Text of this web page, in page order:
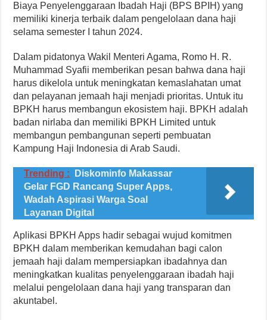
Biaya Penyelenggaraan Ibadah Haji (BPS BPIH) yang
memiliki kinerja terbaik dalam pengelolaan dana haji
selama semester I tahun 2024.
Dalam pidatonya Wakil Menteri Agama, Romo H. R.
Muhammad Syafii memberikan pesan bahwa dana haji
harus dikelola untuk meningkatan kemaslahatan umat
dan pelayanan jemaah haji menjadi prioritas. Untuk itu
BPKH harus membangun ekosistem haji. BPKH adalah
badan nirlaba dan memiliki BPKH Limited untuk
membangun pembangunan seperti pembuatan
Kampung Haji Indonesia di Arab Saudi.
Trending :
Diskominfo Makassar
Gelar FGD Rancang Super Apps,
Wadah Aspirasi Warga Soal
Layanan Digital
Aplikasi BPKH Apps hadir sebagai wujud komitmen
BPKH dalam memberikan kemudahan bagi calon
jemaah haji dalam mempersiapkan ibadahnya dan
meningkatkan kualitas penyelenggaraan ibadah haji
melalui pengelolaan dana haji yang transparan dan
akuntabel.